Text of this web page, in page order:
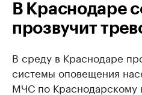
В Краснодаре
прозвучит
В среду в Краснодаре
системы оповещения
МЧС по Краснодарскому